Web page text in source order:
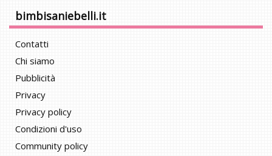
bimbisaniebelli.it
Contatti
Chi siamo
Pubblicità
Privacy
Privacy policy
Condizioni d'uso
Community policy